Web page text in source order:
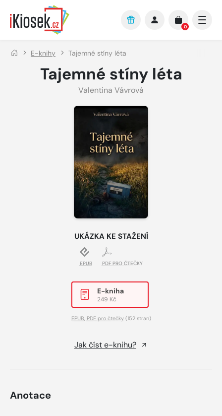
Přejít na hlavní obsah
0
E-knihy Tajemné stíny léta
Tajemné stíny léta
Valentina Vávrová
UKÁZKA KE STAŽENÍ
EPUB PDF PRO ČTEČKY
E-kniha
249 Kč
EPUB PDF pro čtečky(152 stran)
Jak číst e-knihu?
Anotace